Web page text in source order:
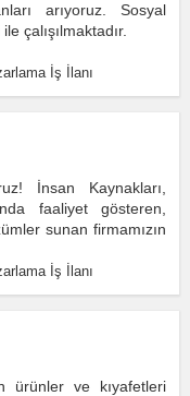
arıyoruz. Sosyal
çalışılmaktadır.
İş İlanı
İnsan Kaynakları,
faaliyet gösteren,
sunan firmamızın
İş İlanı
ürünler ve kıyafetleri